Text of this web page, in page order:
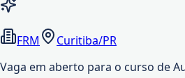
FRM
Curitiba/PR
Vaga em aberto para o curso de